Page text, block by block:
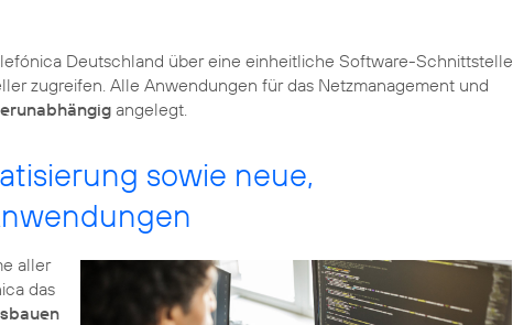
Deutschland über eine einheitliche Software-Schnittstelle
zugreifen. Alle Anwendungen für das Netzmanagement und
sowie neue,
aller
das